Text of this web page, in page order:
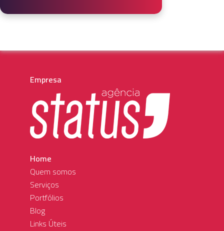
Empresa
Home
Quem somos
Serviços
Portfólios
Blog
Links Úteis